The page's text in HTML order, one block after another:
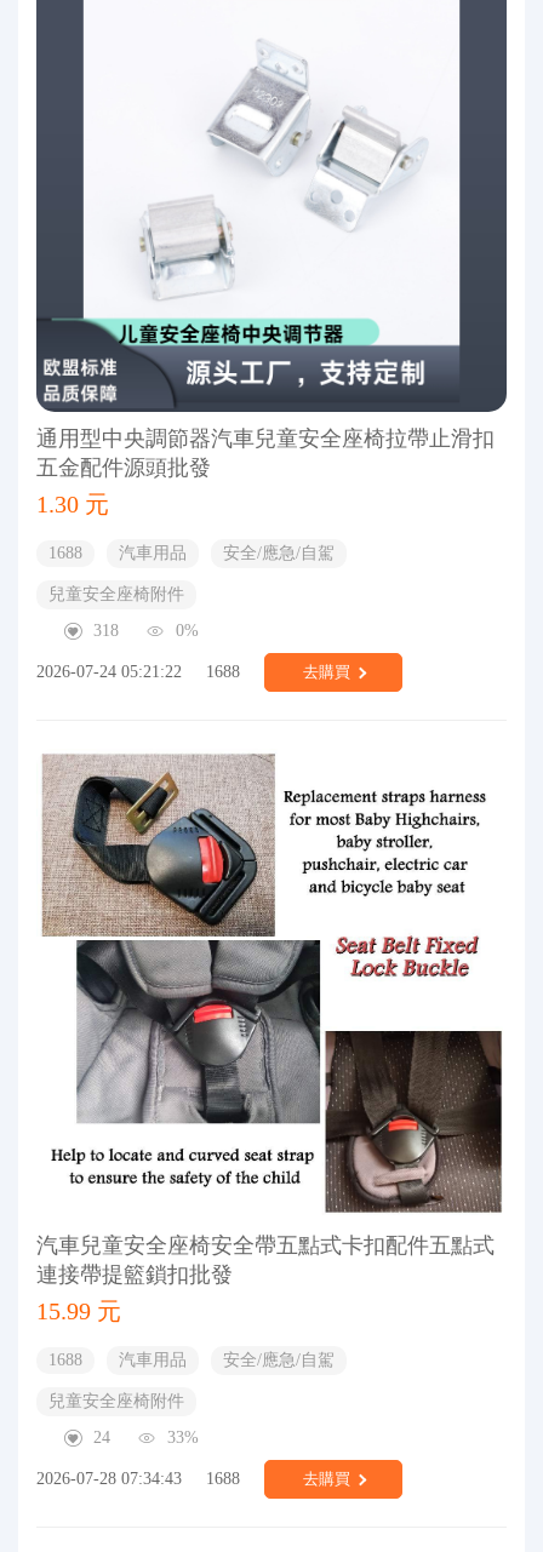
通用型中央調節器汽車兒童安全座椅拉帶止滑扣
五金配件源頭批發
1.30 元
1688 汽車用品 安全/應急/自駕
兒童安全座椅附件
318
0%
2026-07-24 05:21:22 1688 去購買
汽車兒童安全座椅安全帶五點式卡扣配件五點式
連接帶提籃鎖扣批發
15.99 元
1688 汽車用品 安全/應急/自駕
兒童安全座椅附件
24
33%
2026-07-28 07:34:43 1688 去購買